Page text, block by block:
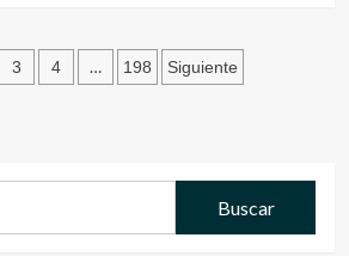
3 4 … 198 Siguiente